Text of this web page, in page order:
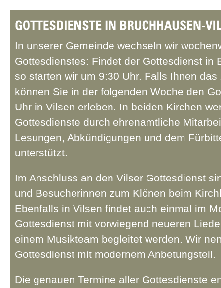
In unserer Gemeinde wechseln wir
Gottesdienstes: Findet der Gottesdienst in
so starten wir um 9:30 Uhr. Falls Ihnen das
können Sie in der folgenden Woche den
Uhr in Vilsen erleben. In beiden Kirchen
Gottesdienste durch ehrenamtliche
Lesungen, Abkündigungen und dem
unterstützt.
Im Anschluss an den Vilser Gottesdienst
und Besucherinnen zum Klönen beim
Ebenfalls in Vilsen findet auch einmal im
Gottesdienst mit vorwiegend neueren
einem Musikteam begleitet werden. Wir
Gottesdienst mit modernem Anbetungsteil.
Die genauen Termine aller Gottesdienste